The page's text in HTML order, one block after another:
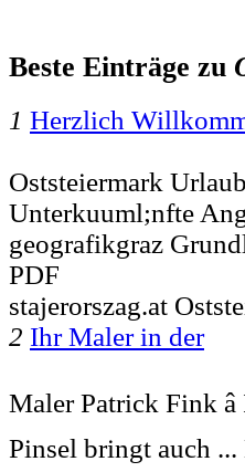
Beste Einträge zu
1 Herzlich
Oststeiermark
Unterkuuml;nfte
geografikgraz
PDF
stajerorszag.at
2 Ihr Maler in der
Maler Patrick Fink
Pinsel bringt auch ...